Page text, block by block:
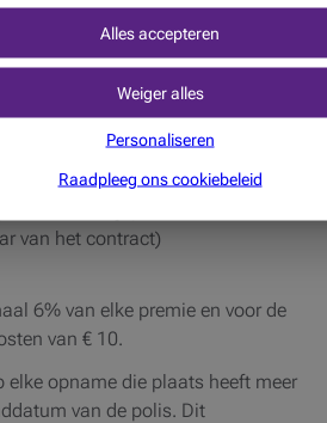
€ 50.000) en de op het moment
reserve. De kosten voor de
worden dagelijks
reserve.
van dit product te
lijst van uitsluitingen die
van het contract)
6% van elke premie en voor de
van € 10.
elke opname die plaats heeft meer
van de polis. Dit
Alles accepteren
Weiger alles
Personaliseren
Raadpleeg ons cookiebeleid